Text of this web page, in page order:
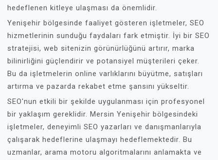
hedeflenen kitleye ulaşması da önemlidir.
Yenişehir bölgesinde faaliyet gösteren işletmeler, SEO
hizmetlerinin sunduğu faydaları fark etmiştir. İyi bir SEO
stratejisi, web sitenizin görünürlüğünü artırır, marka
bilinirliğini güçlendirir ve potansiyel müşterileri çeker.
Bu da işletmelerin online varlıklarını büyütme, satışları
artırma ve pazarda rekabet etme şansını yükseltir.
SEO'nun etkili bir şekilde uygulanması için profesyonel
bir yaklaşım gereklidir. Mersin Yenişehir bölgesindeki
işletmeler, deneyimli SEO yazarları ve danışmanlarıyla
çalışarak hedeflerine ulaşmayı hedeflemektedir. Bu
uzmanlar, arama motoru algoritmalarını anlamakta ve